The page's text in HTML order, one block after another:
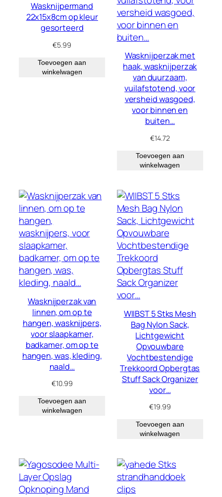
Wasknijpermand
22x15x8cm op kleur
gesorteerd
€5.99
Toevoegen aan
winkelwagen
Wasknijperzak met
haak, wasknijperzak
van duurzaam,
vuilafstotend, voor
versheid wasgoed,
voor binnen en
buiten…
€14.72
Toevoegen aan
winkelwagen
Wasknijperzak van
linnen, om op te
hangen, wasknijpers,
voor slaapkamer,
badkamer, om op te
hangen, was, kleding,
naald…
€10.99
Toevoegen aan
winkelwagen
WIIBST 5 Stks Mesh
Bag Nylon Sack,
Lichtgewicht
Opvouwbare
Vochtbestendige
Trekkoord Opbergtas
Stuff Sack Organizer
voor…
€19.99
Toevoegen aan
winkelwagen